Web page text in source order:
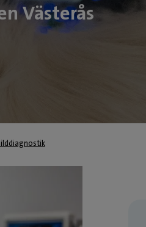
Västerås